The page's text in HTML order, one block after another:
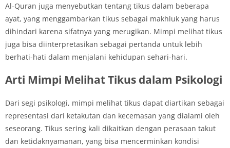
Al-Quran juga menyebutkan tentang tikus dalam beberapa
ayat, yang menggambarkan tikus sebagai makhluk yang harus
dihindari karena sifatnya yang merugikan. Mimpi melihat tikus
juga bisa diinterpretasikan sebagai pertanda untuk lebih
berhati-hati dalam menjalani kehidupan sehari-hari.
Arti Mimpi Melihat Tikus dalam Psikologi
Dari segi psikologi, mimpi melihat tikus dapat diartikan sebagai
representasi dari ketakutan dan kecemasan yang dialami oleh
seseorang. Tikus sering kali dikaitkan dengan perasaan takut
dan ketidaknyamanan, yang bisa mencerminkan kondisi